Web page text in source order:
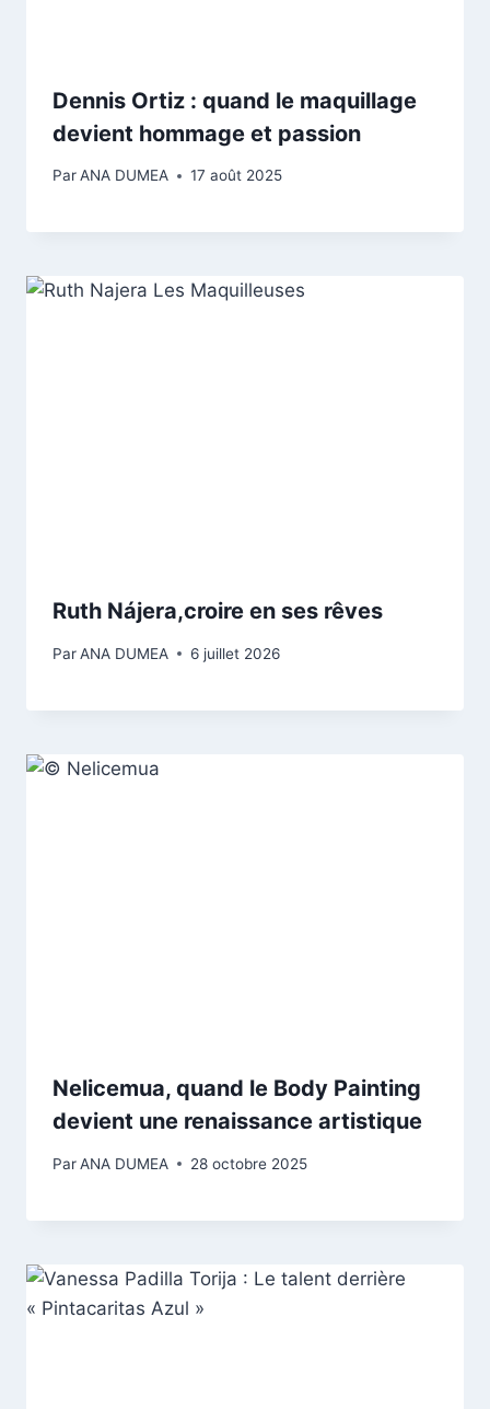
Dennis Ortiz : quand le maquillage
devient hommage et passion
ParANA DUMEA 17 août 2025
Ruth Nájera,croire en ses rêves
ParANA DUMEA 6 juillet 2026
Nelicemua, quand le Body Painting
devient une renaissance artistique
ParANA DUMEA 28 octobre 2025